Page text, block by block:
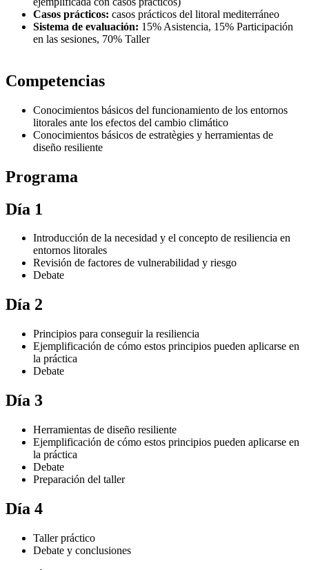
Casos prácticos: casos prácticos del litoral mediterráneo
Sistema de evaluación: 15% Asistencia, 15% Participación
en las sesiones, 70% Taller
Competencias
Conocimientos básicos del funcionamiento de los entornos
litorales ante los efectos del cambio climático
Conocimientos básicos de estratègies y herramientas de
diseño resiliente
Programa
Día 1
Introducción de la necesidad y el concepto de resiliencia en
entornos litorales
Revisión de factores de vulnerabilidad y riesgo
Debate
Día 2
Principios para conseguir la resiliencia
Ejemplificación de cómo estos principios pueden aplicarse en
la práctica
Debate
Día 3
Herramientas de diseño resiliente
Ejemplificación de cómo estos principios pueden aplicarse en
la práctica
Debate
Preparación del taller
Día 4
Taller práctico
Debate y conclusiones